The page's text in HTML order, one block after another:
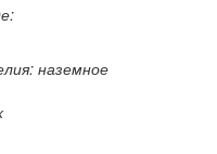
наземное